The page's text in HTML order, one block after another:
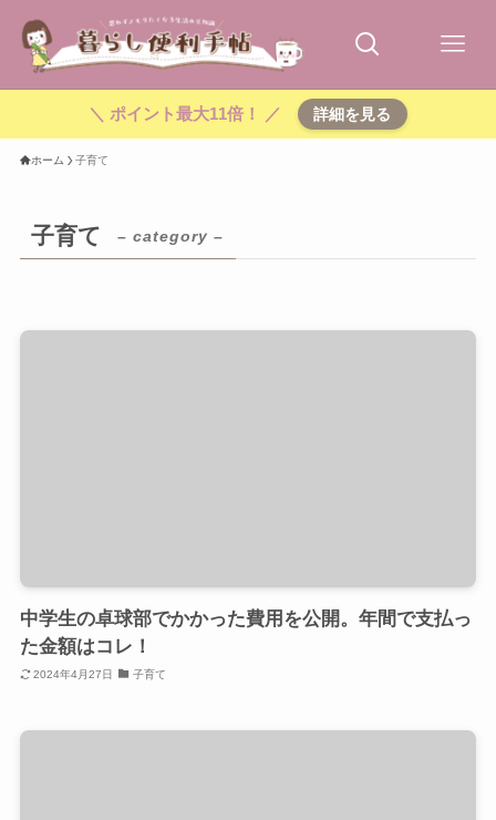
＼ ポイント最大11倍！ ／ 詳細を見る
ホーム 子育て
子育て – category –
中学生の卓球部でかかった費用を公開。年間で支払っ
た金額はコレ！
2024年4月27日 子育て